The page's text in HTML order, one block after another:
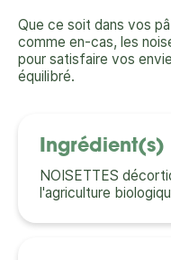
Que ce soit dans vos
comme en-cas, les
pour satisfaire vos
équilibré.
Ingrédient(s)
NOISETTES
l'agriculture